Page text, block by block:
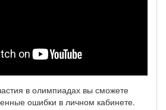
в олимпиадах вы сможете
ошибки в личном кабинете.